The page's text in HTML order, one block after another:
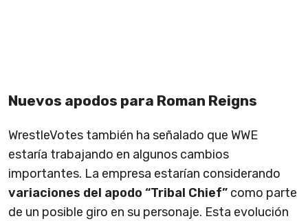
Nuevos apodos para Roman Reigns
WrestleVotes también ha señalado que WWE
estaría trabajando en algunos cambios
importantes. La empresa estarían considerando
variaciones del apodo “Tribal Chief” como parte
de un posible giro en su personaje. Esta evolución